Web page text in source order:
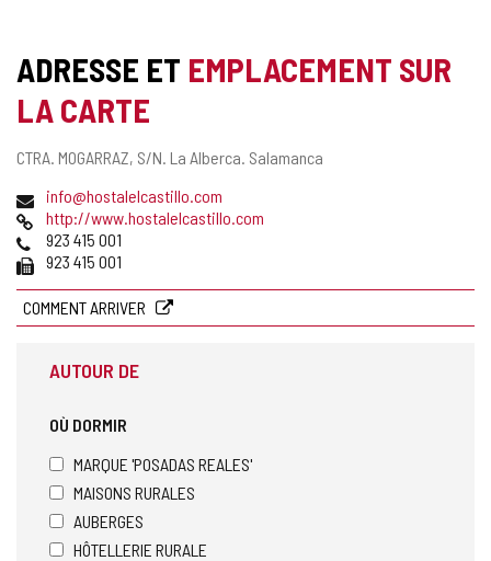
ADRESSE ET EMPLACEMENT SUR
LA CARTE
Adresse
CTRA. MOGARRAZ, S/N. La Alberca. Salamanca
Adresse
de
courrier
électronique
info@hostalelcastillo.com
Page
Web
http://www.hostalelcastillo.com
Téléphones
923 415 001
Fax 923 415 001
COMMENT ARRIVER
AUTOUR DE
OÙ DORMIR
MARQUE 'POSADAS REALES'
MAISONS RURALES
AUBERGES
HÔTELLERIE RURALE